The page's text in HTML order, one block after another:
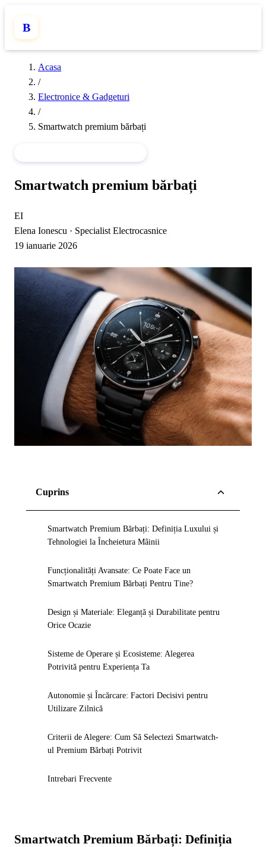
B
Acasa
/
Electronice & Gadgeturi
/
Smartwatch premium bărbați
Smartwatch premium bărbați
EI
Elena Ionescu · Specialist Electrocasnice
19 ianuarie 2026
Cuprins
Smartwatch Premium Bărbați: Definiția Luxului și
Tehnologiei la Încheietura Mâinii
Funcționalități Avansate: Ce Poate Face un
Smartwatch Premium Bărbați Pentru Tine?
Design și Materiale: Eleganță și Durabilitate pentru
Orice Ocazie
Sisteme de Operare și Ecosisteme: Alegerea
Potrivită pentru Experiența Ta
Autonomie și Încărcare: Factori Decisivi pentru
Utilizare Zilnică
Criterii de Alegere: Cum Să Selectezi Smartwatch-
ul Premium Bărbați Potrivit
Intrebari Frecvente
Smartwatch Premium Bărbați: Definiția